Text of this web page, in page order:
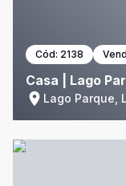
Cód: 2138
Casa | Lago
Lago Parque,